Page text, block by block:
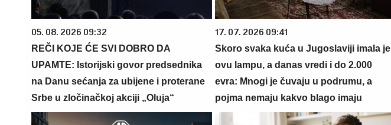
05. 08. 2026 09:32
REČI KOJE ĆE SVI DOBRO DA
UPAMTE: Istorijski govor predsednika
na Danu sećanja za ubijene i proterane
Srbe u zločinačkoj akciji „Oluja“
17. 07. 2026 09:41
Skoro svaka kuća u Jugoslaviji imala je
ovu lampu, a danas vredi i do 2.000
evra: Mnogi je čuvaju u podrumu, a
pojma nemaju kakvo blago imaju